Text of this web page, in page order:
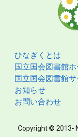
ひなぎくとは
国立国会図書館
国立国会図書館サ
お知らせ
お問い合わせ
Copyright © 2013-